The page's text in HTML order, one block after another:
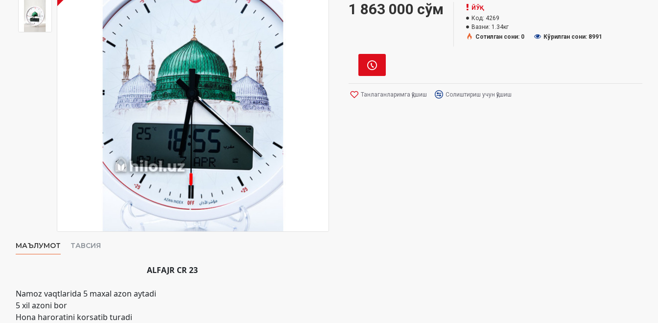
МАЪЛУМОТ ТАВСИЯ
ALFAJR CR 23
Namoz vaqtlarida 5 maxal azon aytadi
5 xil azoni bor
Hona haroratini korsatib turadi
1 863 000 сўм
ЙЎҚ
Код: 4269
Вазни: 1.34кг
Сотилган сони: 0
Кўрилган сони: 8991
Танлаганларимга қўшиш Солиштириш учун қўшиш